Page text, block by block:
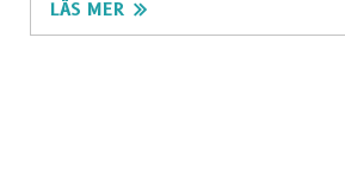
LÄS MER